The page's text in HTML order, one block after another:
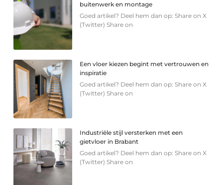
buitenwerk en montage
Goed artikel? Deel hem dan op: Share on X
(Twitter) Share on
Een vloer kiezen begint met vertrouwen en
inspiratie
Goed artikel? Deel hem dan op: Share on X
(Twitter) Share on
Industriële stijl versterken met een
gietvloer in Brabant
Goed artikel? Deel hem dan op: Share on X
(Twitter) Share on